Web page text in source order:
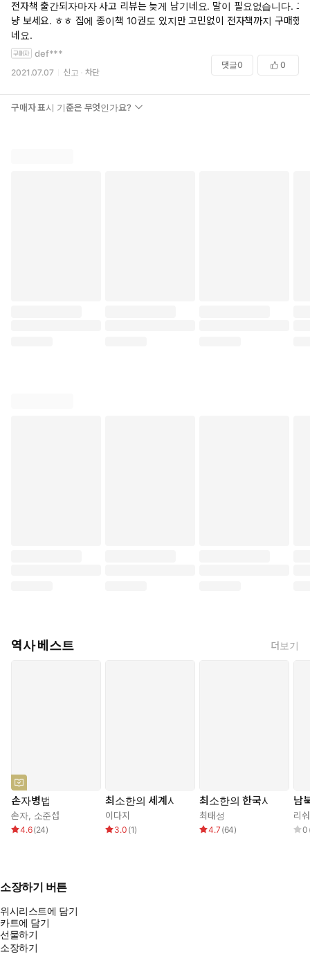
전자책 출간되자마자 사고 리뷰는 늦게 남기네요. 말이 필요없습니다. 그
냥 보세요. ㅎㅎ 집에 종이책 10권도 있지만 고민없이 전자책까지 구매했
네요.
def***
2021.07.07 신고 차단
댓글0 0
구매자 표시 기준은 무엇인가요?
역사 베스트 더보기
손자병법
손자, 소준섭
4.6(24)
최소한의 세계사
이다지
3.0 (1)
최소한의 한국사
최태성
4.7 (64)
남
리숴
0
소장하기 버튼
위시리스트에 담기
카트에 담기
선물하기
소장하기